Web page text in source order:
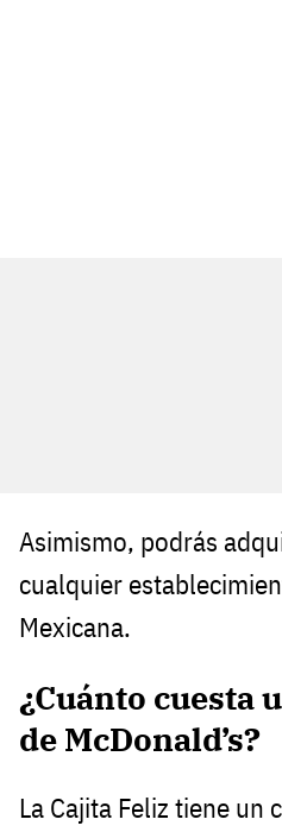
Asimismo, podrás
cualquier
Mexicana.
¿Cuánto cuesta
de McDonald’s?
La Cajita Feliz tiene un